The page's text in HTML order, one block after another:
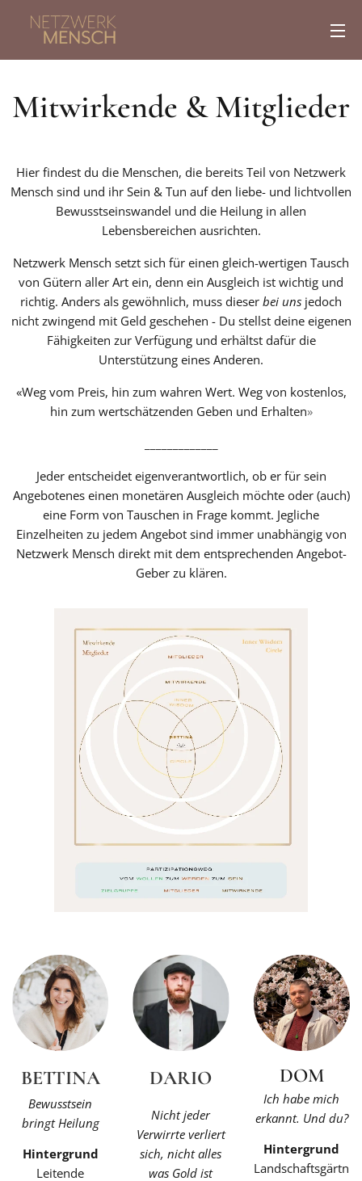
Mitwirkende & Mitglieder
Hier findest du die Menschen, die bereits Teil von Netzwerk
Mensch sind und ihr Sein & Tun auf den liebe- und lichtvollen
Bewusstseinswandel und die Heilung in allen
Lebensbereichen ausrichten.
Netzwerk Mensch setzt sich für einen gleich-wertigen Tausch
von Gütern aller Art ein, denn ein Ausgleich ist wichtig und
richtig. Anders als gewöhnlich, muss dieser bei uns jedoch
nicht zwingend mit Geld geschehen - Du stellst deine eigenen
Fähigkeiten zur Verfügung und erhältst dafür die
Unterstützung eines Anderen.
«Weg vom Preis, hin zum wahren Wert. Weg von kostenlos,
hin zum wertschätzenden Geben und Erhalten»
Jeder entscheidet eigenverantwortlich, ob er für sein
Angebotenes einen monetären Ausgleich möchte oder (auch)
eine Form von Tauschen in Frage kommt. Jegliche
Einzelheiten zu jedem Angebot sind immer unabhängig von
Netzwerk Mensch direkt mit dem entsprechenden Angebot-
Geber zu klären.
BETTINA
Bewusstsein
bringt Heilung
Hintergrund
Leitende
DARIO
Nicht jeder
Verwirrte verliert
sich, nicht alles
was Gold ist
DOM
Ich habe mich
erkannt. Und du?
Hintergrund
Landschaftsgärtn